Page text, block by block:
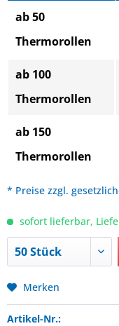
ab 50
Thermorollen
ab 100
Thermorollen
ab 150
Thermorollen
* Preise zzgl.
sofort lieferbar,
Merken
Artikel-Nr.: